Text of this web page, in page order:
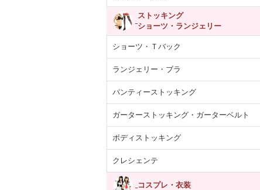
ストッキング
ショーツ・ランジェリー
ショーツ・Ｔバック
ランジェリー・ブラ
パンティーストッキング
ガーターストッキング・ガーターベルト
ボディストッキング
クレシェンテ
コスプレ・衣装